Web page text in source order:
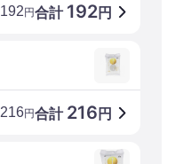
合計 192円
192円
合計 216 円
216円